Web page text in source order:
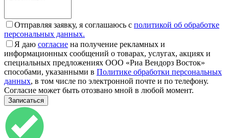
Отправляя заявку, я соглашаюсь с политикой об обработке
персональных данных.
Я даю согласие на получение рекламных и
информационных сообщений о товарах, услугах, акциях и
специальных предложениях ООО «Риа Вендорз Восток»
способами, указанными в Политике обработки персональных
данных, в том числе по электронной почте и по телефону.
Согласие может быть отозвано мной в любой момент.